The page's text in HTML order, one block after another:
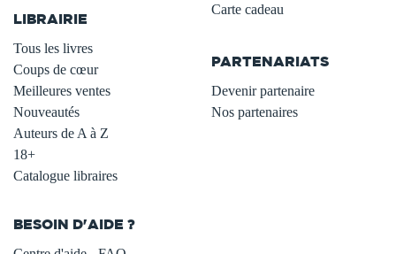
LIBRAIRIE
Tous les livres
Coups de cœur
Meilleures ventes
Nouveautés
Auteurs de A à Z
18+
Catalogue libraires
Carte cadeau
PARTENARIATS
Devenir partenaire
Nos partenaires
BESOIN D'AIDE ?